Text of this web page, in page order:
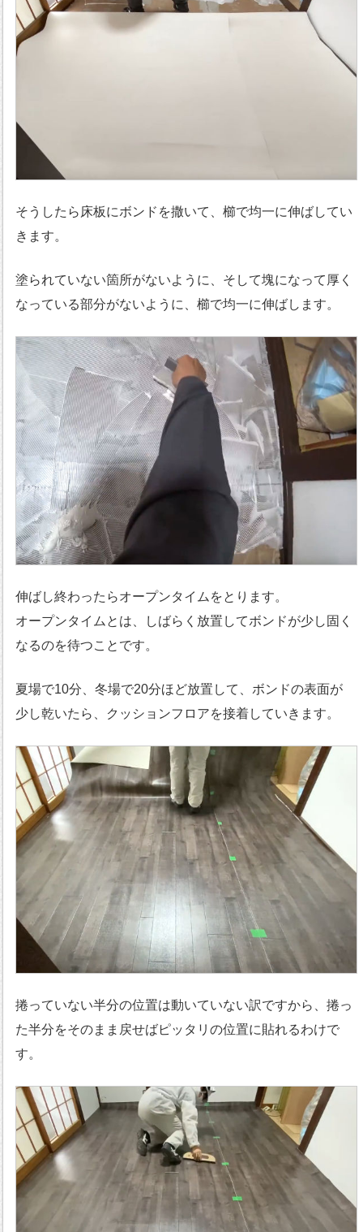
そうしたら床板にボンドを撒いて、櫛で均一に伸ばしてい
きます。
塗られていない箇所がないように、そして塊になって厚く
なっている部分がないように、櫛で均一に伸ばします。
伸ばし終わったらオープンタイムをとります。
オープンタイムとは、しばらく放置してボンドが少し固く
なるのを待つことです。
夏場で10分、冬場で20分ほど放置して、ボンドの表面が
少し乾いたら、クッションフロアを接着していきます。
捲っていない半分の位置は動いていない訳ですから、捲っ
た半分をそのまま戻せばピッタリの位置に貼れるわけで
す。